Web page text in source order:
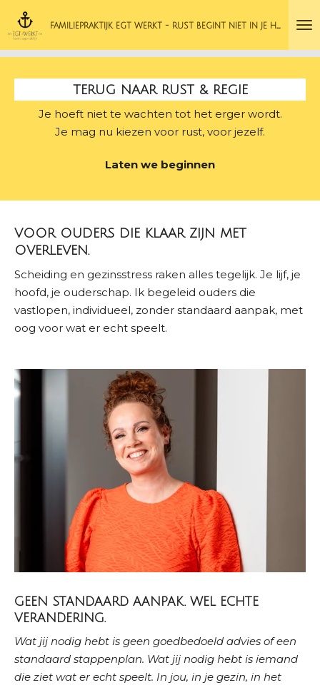
Ga
direct
naar
F
AMILIEPRAKTIJK EGT WERKT - RUST BEGINT NIET IN JE HOOFD.
TERUG NAAR RUST & REGIE
Je hoeft niet te wachten tot het erger wordt.
Je mag nu kiezen voor rust, voor jezelf.
Laten we beginnen
VOOR OUDERS DIE KLAAR ZIJN MET
OVERLEVEN.
Scheiding en gezinsstress raken alles tegelijk. Je lijf, je
hoofd, je ouderschap. Ik begeleid ouders die
vastlopen, individueel, zonder standaard aanpak, met
oog voor wat er echt speelt.
GEEN STANDAARD AANPAK. WEL ECHTE
VERANDERING.
Wat jij nodig hebt is geen goedbedoeld advies of een
standaard stappenplan. Wat jij nodig hebt is iemand
die ziet wat er echt speelt. In jou, in je gezin, in het